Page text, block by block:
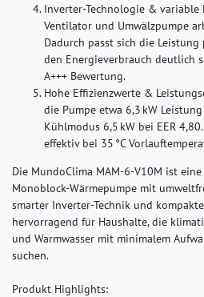
Inverter-Technologie & variable
Ventilator und Umwälzpumpe
Dadurch passt sich die Leistung
den Energieverbrauch deutlich
A+++ Bewertung.
Hohe Effizienzwerte &
die Pumpe etwa 6,3 kW
Kühlmodus 6,5 kW bei EER
effektiv bei 35 °C
Die MundoClima MAM‑6‑V10M ist
Monoblock-Wärmepumpe mit
smarter Inverter-Technik und
hervorragend für Haushalte, die
und Warmwasser mit minimalem
suchen.
Produkt Highlights: